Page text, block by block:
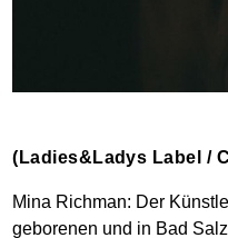
(Ladies&Ladys Label /
Mina Richman: Der
geborenen und in Bad